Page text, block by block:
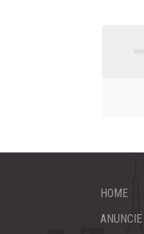
HOME
ANUNCIE